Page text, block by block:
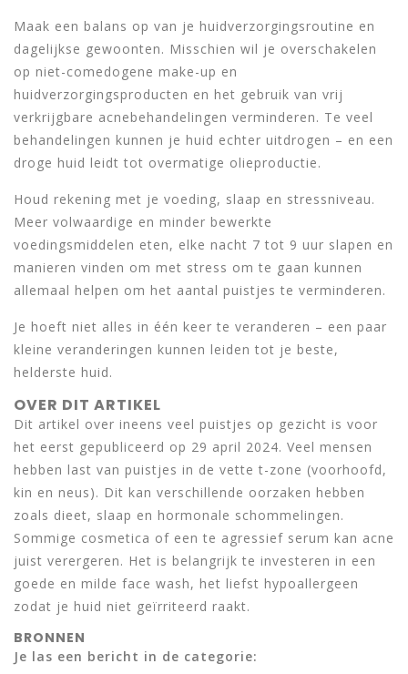
Maak een balans op van je huidverzorgingsroutine en
dagelijkse gewoonten. Misschien wil je overschakelen
op niet-comedogene make-up en
huidverzorgingsproducten en het gebruik van vrij
verkrijgbare acnebehandelingen verminderen. Te veel
behandelingen kunnen je huid echter uitdrogen – en een
droge huid leidt tot overmatige olieproductie.
Houd rekening met je voeding, slaap en stressniveau.
Meer volwaardige en minder bewerkte
voedingsmiddelen eten, elke nacht 7 tot 9 uur slapen en
manieren vinden om met stress om te gaan kunnen
allemaal helpen om het aantal puistjes te verminderen.
Je hoeft niet alles in één keer te veranderen – een paar
kleine veranderingen kunnen leiden tot je beste,
helderste huid.
OVER DIT ARTIKEL
Dit artikel over ineens veel puistjes op gezicht is voor
het eerst gepubliceerd op 29 april 2024. Veel mensen
hebben last van puistjes in de vette t-zone (voorhoofd,
kin en neus). Dit kan verschillende oorzaken hebben
zoals dieet, slaap en hormonale schommelingen.
Sommige cosmetica of een te agressief serum kan acne
juist verergeren. Het is belangrijk te investeren in een
goede en milde face wash, het liefst hypoallergeen
zodat je huid niet geïrriteerd raakt.
BRONNEN
Je las een bericht in de categorie: